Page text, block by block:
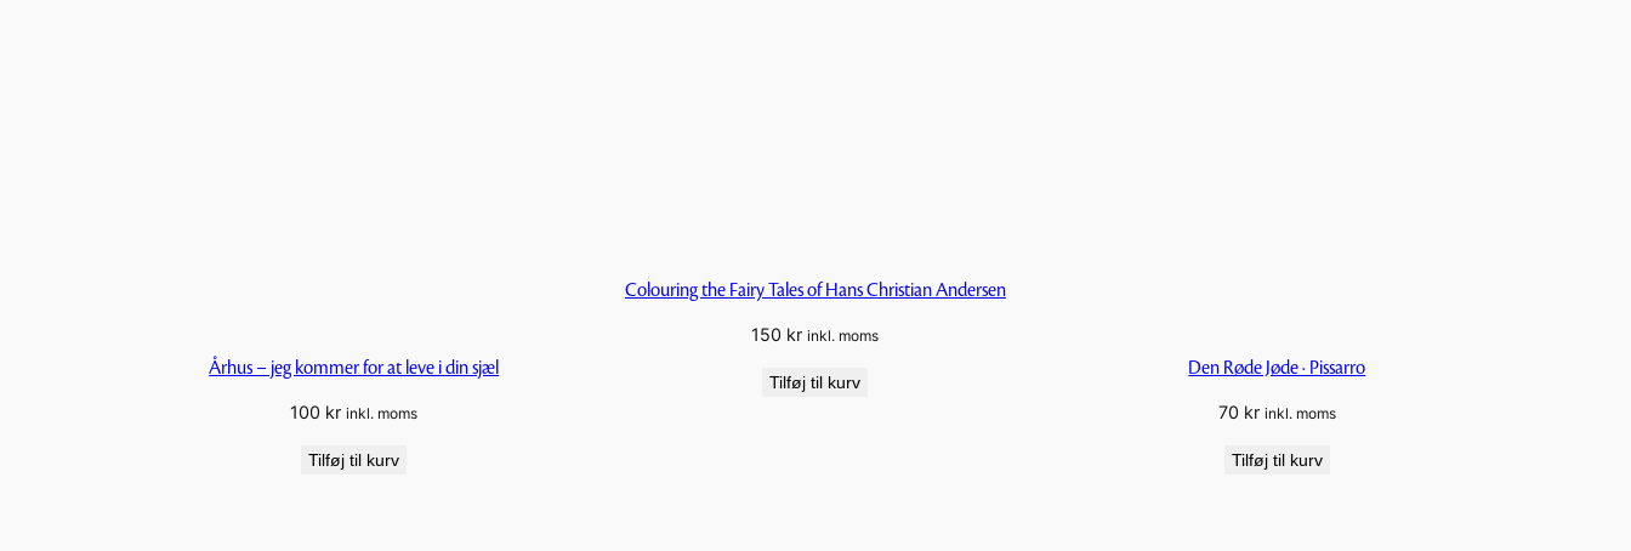
Århus – jeg kommer for at leve i din sjæl
100 kr inkl. moms
Tilføj til kurv
Colouring the Fairy Tales of Hans Christian Andersen
150 kr inkl. moms
Tilføj til kurv
Den Røde Jøde · Pissarro
70 kr inkl. moms
Tilføj til kurv